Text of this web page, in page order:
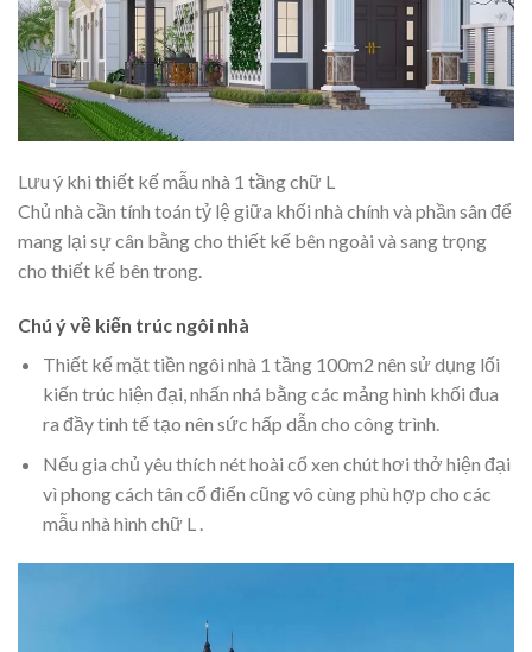
Lưu ý khi thiết kế mẫu nhà 1 tầng chữ L
Chủ nhà cần tính toán tỷ lệ giữa khối nhà chính và phần sân để
mang lại sự cân bằng cho thiết kế bên ngoài và sang trọng
cho thiết kế bên trong.
Chú ý về kiến trúc ngôi nhà
Thiết kế mặt tiền ngôi nhà 1 tầng 100m2 nên sử dụng lối
kiến trúc hiện đại, nhấn nhá bằng các mảng hình khối đua
ra đầy tinh tế tạo nên sức hấp dẫn cho công trình.
Nếu gia chủ yêu thích nét hoài cổ xen chút hơi thở hiện đại
vì phong cách tân cổ điển cũng vô cùng phù hợp cho các
mẫu nhà hình chữ L .